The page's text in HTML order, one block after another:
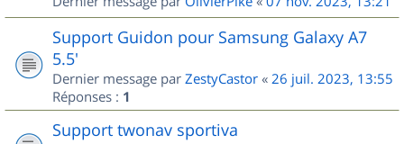
Support Guidon pour Samsung Galaxy A7
5.5'
Dernier message par ZestyCastor « 26 juil. 2023, 13:55
Réponses : 1
Support twonav sportiva